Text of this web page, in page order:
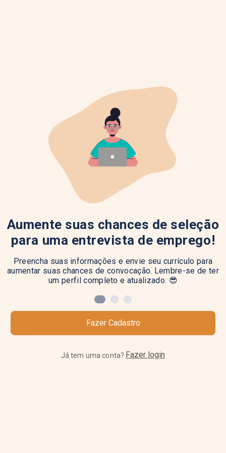
Aumente suas chances de seleção
para uma entrevista de emprego!
Preencha suas informações e envie seu currículo para
aumentar suas chances de convocação. Lembre-se de ter
um perfil completo e atualizado. 😎
Fazer Cadastro
Já tem uma conta? Fazer login